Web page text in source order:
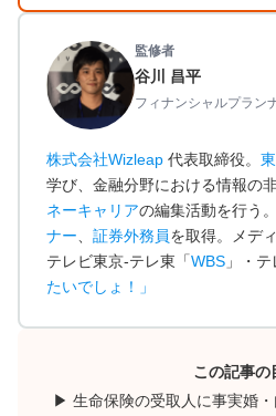
監修者
谷川 昌平
フィナンシャルプラン
株式会社Wizleap 代表取締役。
学び、金融分野における情報の
ネーキャリアの編集活動を行う。
ナー
証券外務員を取得。メデ
テレビ東京-テレ東「WBS 」・
たいでしょ！
」
この記事の
生命保険の受取人に事実婚